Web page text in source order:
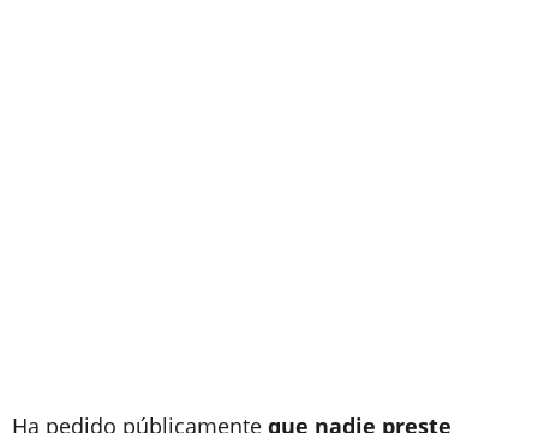
Ha pedido públicamente que nadie preste